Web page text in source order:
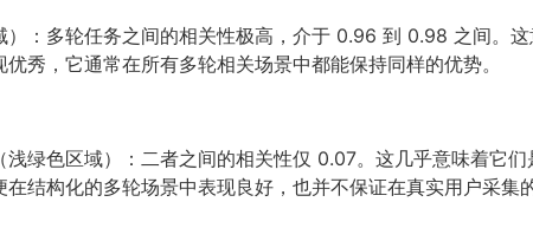
）：多轮任务之间的相关性极高，介于 0.96 到 0.98 之间。
秀，它通常在所有多轮相关场景中都能保持同样的优势。
浅绿色区域）：二者之间的相关性仅 0.07。这几乎意味着它们
在结构化的多轮场景中表现良好，也并不保证在真实用户采集